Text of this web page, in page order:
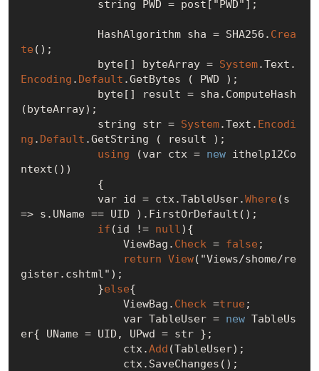
            HashAlgorithm sha = SHA256.
Crea
te ();
            byte[] byteArray =
System.Text.
Encoding . Default .GetBytes ( PWD );
(byteArray);
            string str =
System.Text. Encodi
ng . Default .GetString ( result );
using (var ctx = new ithelp12Co
ntext())
            var id = ctx.TableUser.
Where (s
=> s.UName == UID ).FirstOrDefault();
if (id != null){
                ViewBag.
Check = false ;
return View("Views/shome/re
gister.cshtml");
            }
else{
                ViewBag.
Check =true ;
                var TableUser =
new TableUs
er{ UName = UID, UPwd = str };
                ctx.
Add (TableUser);